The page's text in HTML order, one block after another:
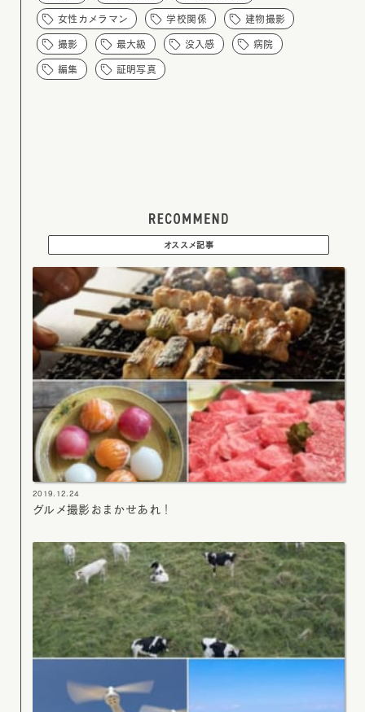
女性カメラマン 学校関係 建物撮影
撮影 最大級 没入感 病院
編集 証明写真
オススメ記事
2019.12.24
グルメ撮影おまかせあれ！